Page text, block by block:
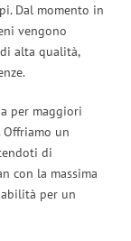
Dal momento in
vengono
alta qualità,
per maggiori
un
di
con la massima
per un